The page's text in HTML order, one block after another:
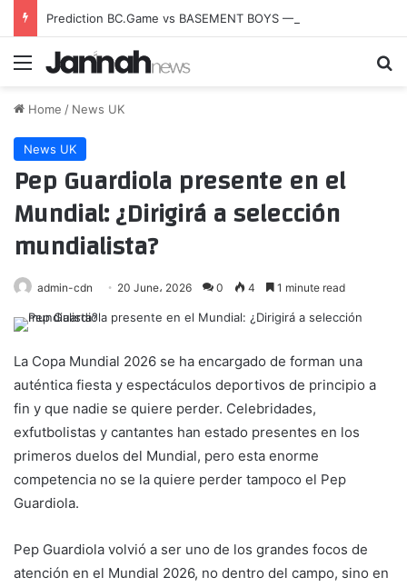
Menu
Home / News UK
News UK
Pep Guardiola presente en el
Mundial: ¿Dirigirá a selección
mundialista?
admin-cdn 20 June، 2026 0 4 1 minute read
La Copa Mundial 2026 se ha encargado de forman una
auténtica fiesta y espectáculos deportivos de principio a
fin y que nadie se quiere perder. Celebridades,
exfutbolistas y cantantes han estado presentes en los
primeros duelos del Mundial, pero esta enorme
competencia no se la quiere perder tampoco el Pep
Guardiola.
Pep Guardiola volvió a ser uno de los grandes focos de
atención en el Mundial 2026, no dentro del campo, sino en